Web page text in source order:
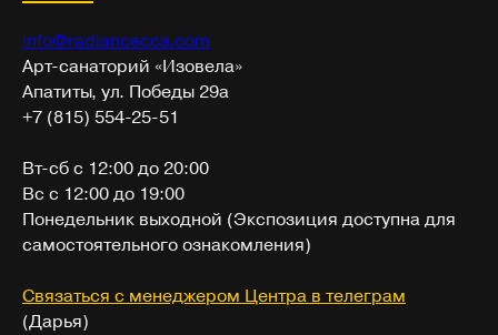
info@radiancecca.com
Арт-санаторий «Изовела»
Апатиты, ул. Победы 29а
+7 (815) 554-25-51
Вт-сб с 12:00 до 20:00
Вс с 12:00 до 19:00
Понедельник выходной (Экспозиция доступна для
самостоятельного ознакомления)
Связаться с менеджером Центра в телеграм
(Дарья)